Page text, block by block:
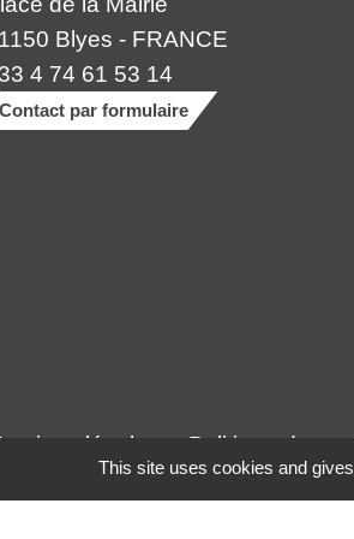
Blyes - FRANCE
4 74 61 53 14
Contact par formulaire
légales Politique de
This site uses cookies and